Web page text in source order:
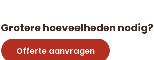
Grotere hoeveelheden nodig?
Offerte aanvragen